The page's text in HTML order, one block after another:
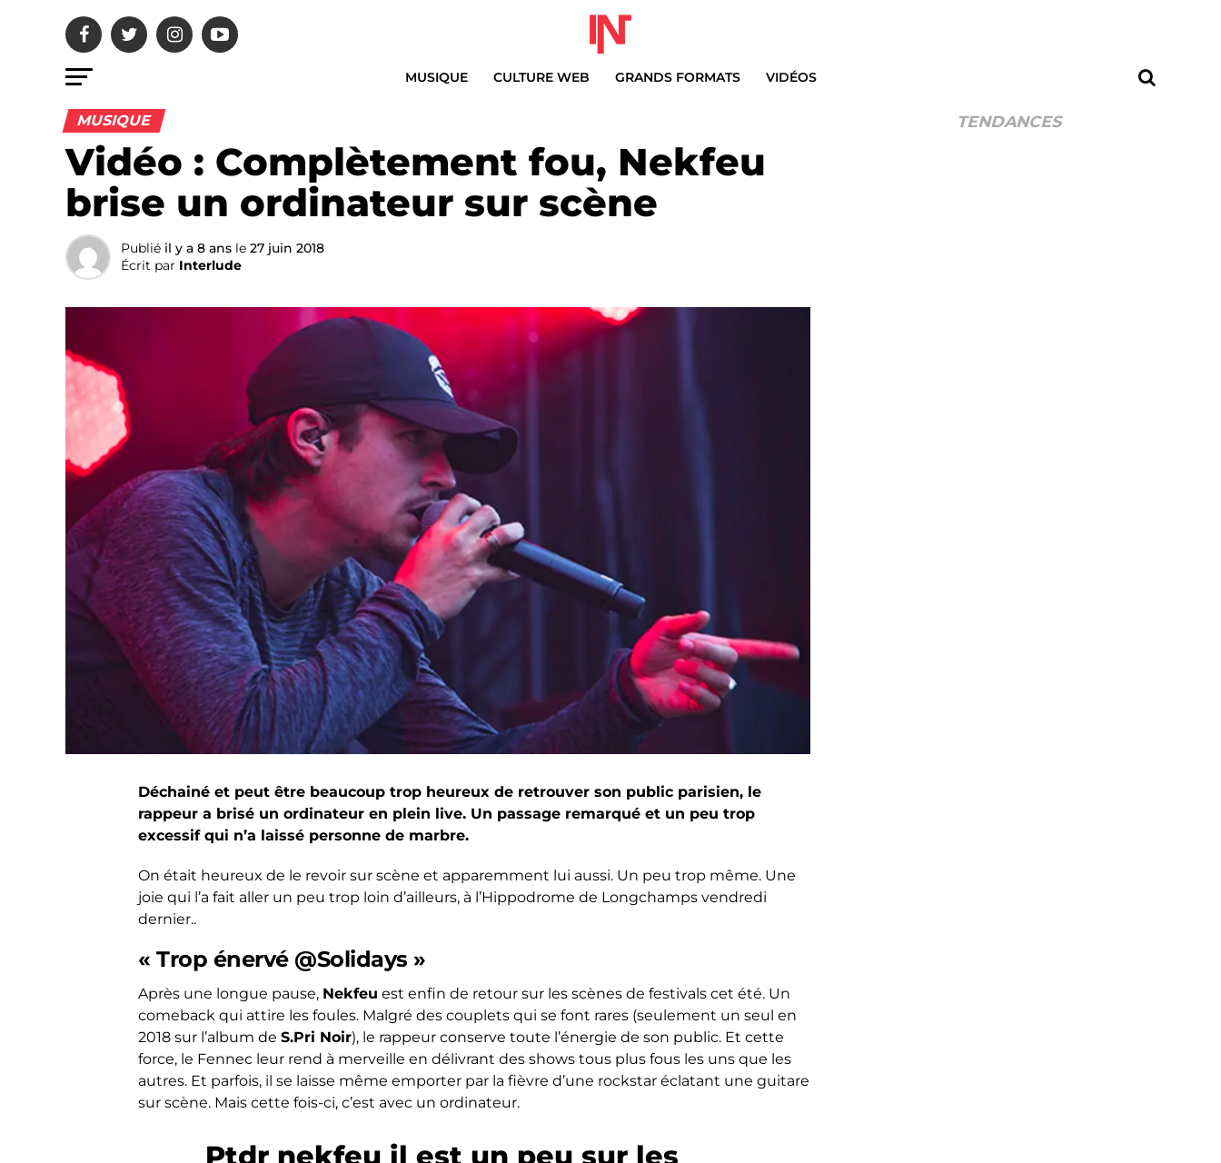
MUSIQUE CULTURE WEB GRANDS FORMATS VIDÉOS
MUSIQUE
Vidéo : Complètement fou, Nekfeu
brise un ordinateur sur scène
Publié il y a 8 ans le 27 juin 2018
Écrit par Interlude
Déchainé et peut être beaucoup trop heureux de retrouver son public parisien, le
rappeur a brisé un ordinateur en plein live. Un passage remarqué et un peu trop
excessif qui n’a laissé personne de marbre.
On était heureux de le revoir sur scène et apparemment lui aussi. Un peu trop même. Une
joie qui l’a fait aller un peu trop loin d’ailleurs, à l’Hippodrome de Longchamps vendredi
dernier..
« Trop énervé @Solidays »
Après une longue pause, Nekfeu est enfin de retour sur les scènes de festivals cet été. Un
comeback qui attire les foules. Malgré des couplets qui se font rares (seulement un seul en
2018 sur l’album de S.Pri Noir), le rappeur conserve toute l’énergie de son public. Et cette
force, le Fennec leur rend à merveille en délivrant des shows tous plus fous les uns que les
autres. Et parfois, il se laisse même emporter par la fièvre d’une rockstar éclatant une guitare
sur scène. Mais cette fois-ci, c’est avec un ordinateur.
Ptdr nekfeu il est un peu sur les
TENDANCES